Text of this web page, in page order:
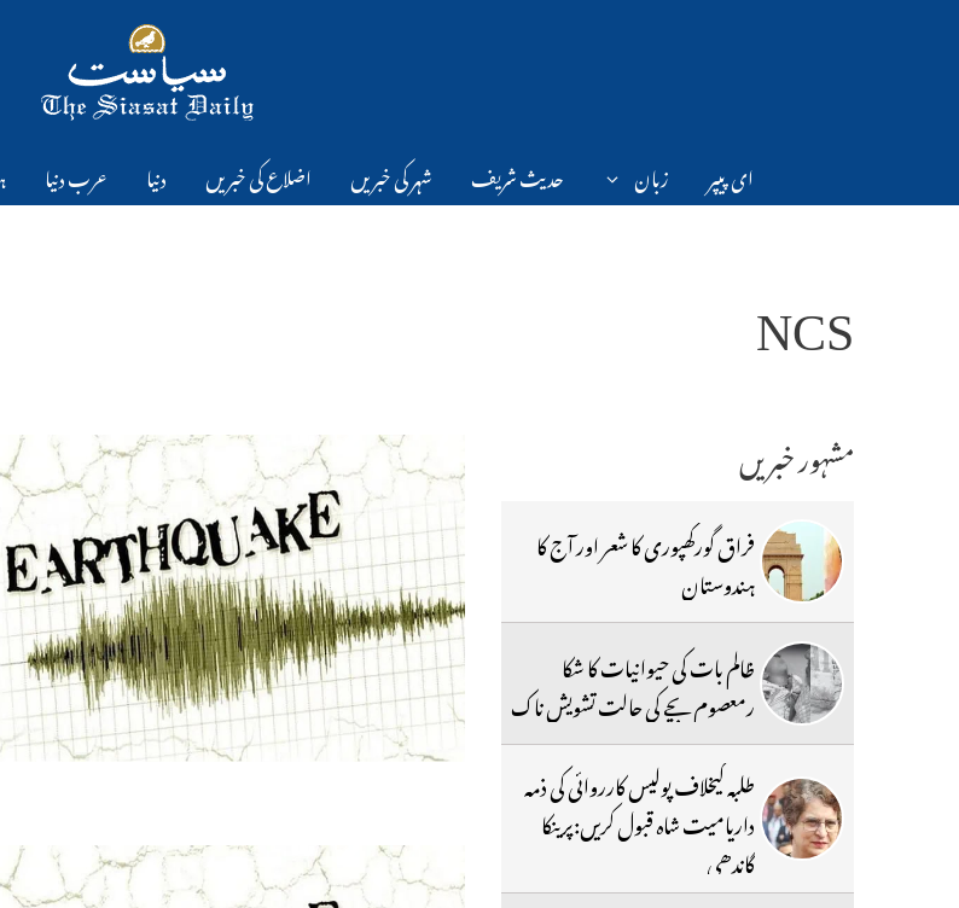
ای پیپر زبان حدیث شریف شہر کی خبریں اضلاع کی خبریں دنیا عرب دنیا
NCS
مشہور خبریں
فراق گورکھپوری کا شعر اور آج کا
ہندوستان
ظالم بات کی حیوانیات کا شکا
رمعصوم بچے کی حالت تشویش ناک
طلبہ کیخلاف پولیس کارروائی کی ذمہ
داریامیت شاہ قبول کریں:پرینکا
گاندھی